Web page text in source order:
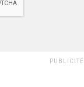
PUBLICITÉ